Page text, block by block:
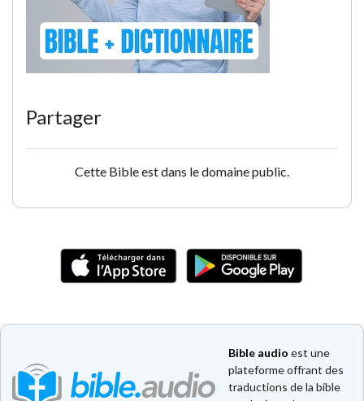
Partager
Cette Bible est dans le domaine public.
Bible audio est une
plateforme offrant des
traductions de la bible